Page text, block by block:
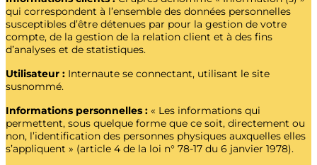
qui correspondent à l’ensemble des données personnelles
susceptibles d’être détenues par pour la gestion de votre
compte, de la gestion de la relation client et à des fins
d’analyses et de statistiques.
Utilisateur : Internaute se connectant, utilisant le site
susnommé.
Informations personnelles : « Les informations qui
permettent, sous quelque forme que ce soit, directement ou
non, l’identification des personnes physiques auxquelles elles
s’appliquent » (article 4 de la loi n° 78-17 du 6 janvier 1978).